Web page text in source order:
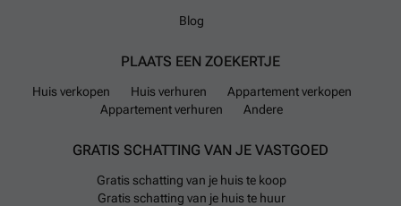
Blog
PLAATS EEN ZOEKERTJE
Huis verkopen Huis verhuren
Appartement verkopen
Appartement verhuren
Andere
GRATIS SCHATTING VAN JE VASTGOED
Gratis schatting van je huis te koop
Gratis schatting van je huis te huur